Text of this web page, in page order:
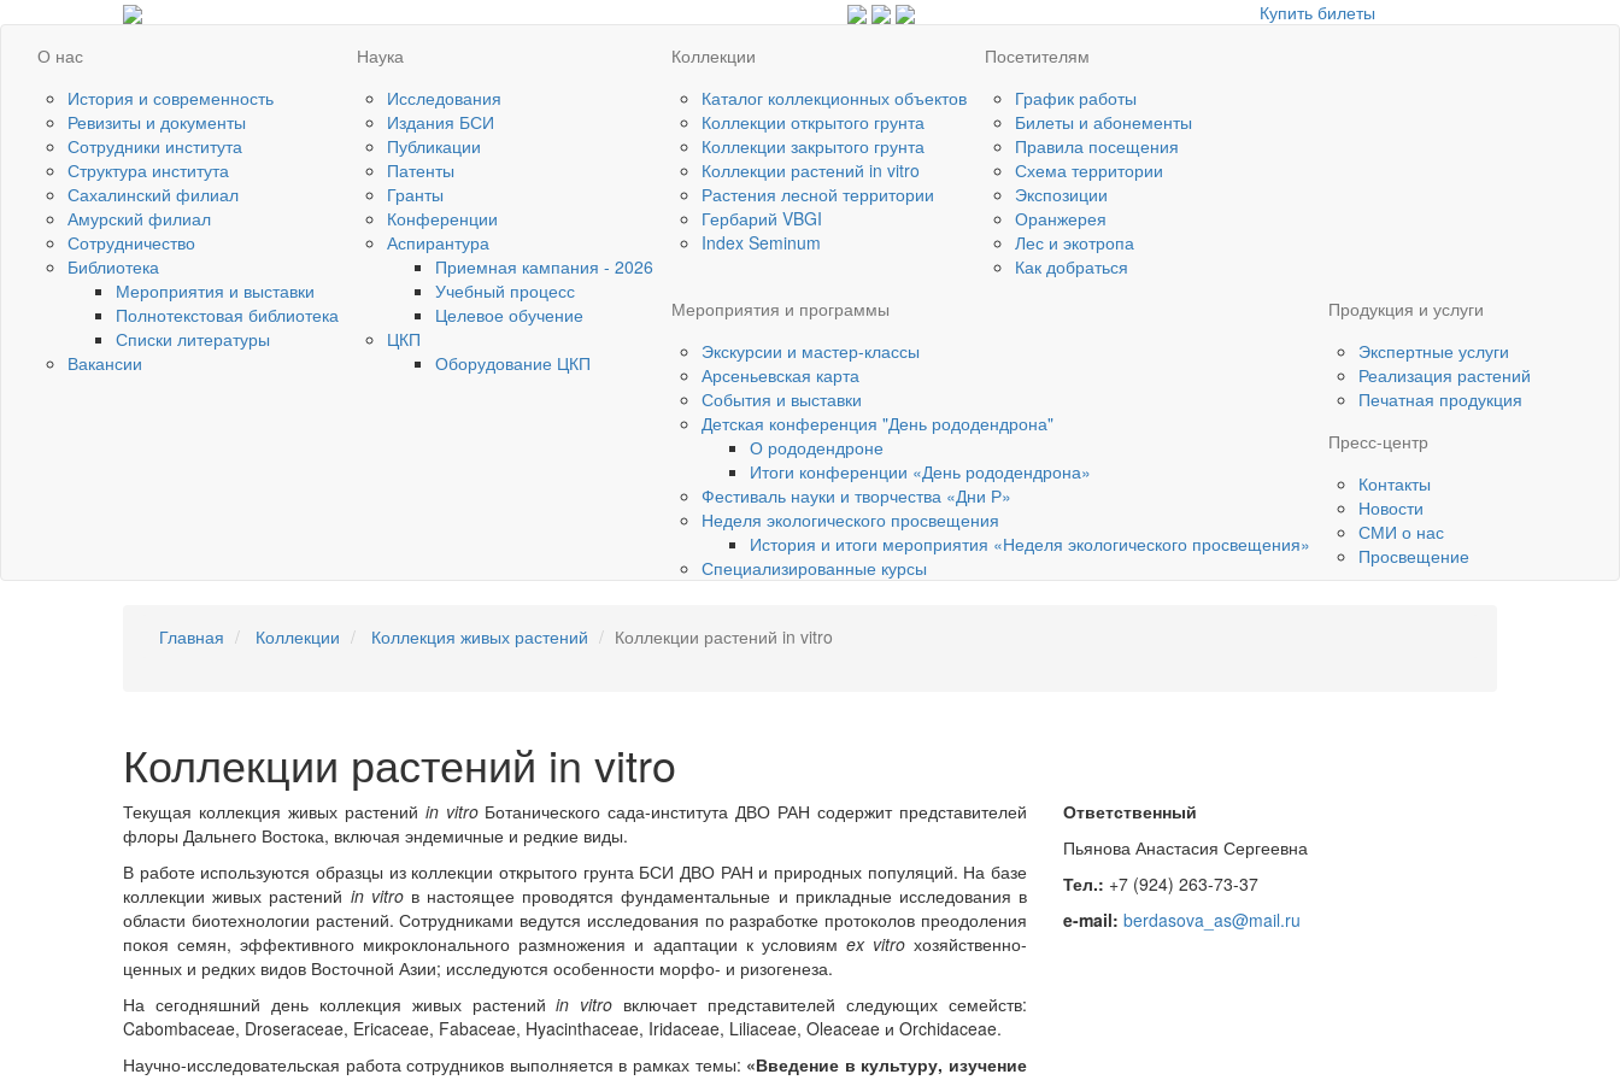
Купить билеты
О нас
История и современность
Ревизиты и документы
Сотрудники института
Структура института
Сахалинский филиал
Амурский филиал
Сотрудничество
Библиотека
Мероприятия и выставки
Полнотекстовая библиотека
Списки литературы
Вакансии
Наука
Исследования
Издания БСИ
Публикации
Патенты
Гранты
Конференции
Аспирантура
Приемная кампания - 2026
Учебный процесс
Целевое обучение
ЦКП
Оборудование ЦКП
Коллекции
Каталог коллекционных объектов
Коллекции открытого грунта
Коллекции закрытого грунта
Коллекции растений in vitro
Растения лесной территории
Гербарий VBGI
Index Seminum
Посетителям
График работы
Билеты и абонементы
Правила посещения
Схема территории
Экспозиции
Оранжерея
Лес и экотропа
Как добраться
Мероприятия и программы
Экскурсии и мастер-классы
Арсеньевская карта
События и выставки
Детская конференция "День рододендрона"
О рододендроне
Итоги конференции «День рододендрона»
Фестиваль науки и творчества «Дни Р»
Неделя экологического просвещения
История и итоги мероприятия «Неделя экологического просвещения»
Специализированные курсы
Продукция и услуги
Экспертные услуги
Реализация растений
Печатная продукция
Пресс-центр
Контакты
Новости
СМИ о нас
Просвещение
Главная Коллекции Коллекция живых растений Коллекции растений in vitro
Коллекции растений in vitro
Текущая коллекция живых растений in vitroБотанического сада-института ДВО РАН содержит представителей
флоры Дальнего Востока, включая эндемичные и редкие виды.
В работе используются образцы из коллекции открытого грунта БСИ ДВО РАН и природных популяций. На базе
коллекции живых растений in vitroв настоящее проводятся фундаментальные и прикладные исследования в
области биотехнологии растений. Сотрудниками ведутся исследования по разработке протоколов преодоления
покоя семян, эффективного микроклонального размножения и адаптации к условиям ex vitroхозяйственно-
ценных и редких видов Восточной Азии; исследуются особенности морфо- и ризогенеза.
На сегодняшний день коллекция живых растенийin vitro включает представителей следующих семейств:
Cabombaceae, Droseraceae, Ericaceae, Fabaceae, Hyacinthaceae, Iridaceae, Liliaceae, Oleaceae и Orchidaceae.
Научно-исследовательская работа сотрудников выполняется в рамках темы: «Введение в культуру, изучение
Ответственный
Пьянова Анастасия Сергеевна
Тел.: +7 (924) 263-73-37
e-mail: berdasova_as@mail.ru